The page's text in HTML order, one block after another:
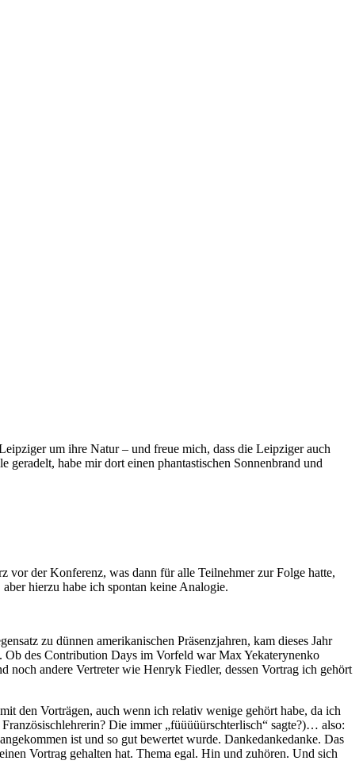
um ihre Natur – und freue mich, dass die Leipziger auch
habe mir dort einen phantastischen Sonnenbrand und
vor der Konferenz, was dann für alle Teilnehmer zur Folge hatte,
hierzu habe ich spontan keine Analogie.
zu dünnen amerikanischen Präsenzjahren, kam dieses Jahr
Ob des Contribution Days im Vorfeld war Max Yekaterynenko
noch andere Vertreter wie Henryk Fiedler, dessen Vortrag ich gehört
den Vorträgen, auch wenn ich relativ wenige gehört habe, da ich
Die immer „füüüüürschterlisch“ sagte?)… also:
ist und so gut bewertet wurde. Dankedankedanke. Das
Vortrag gehalten hat. Thema egal. Hin und zuhören. Und sich